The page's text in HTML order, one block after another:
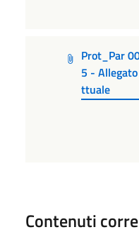
Prot_Par
5 -
ttuale
Contenuti